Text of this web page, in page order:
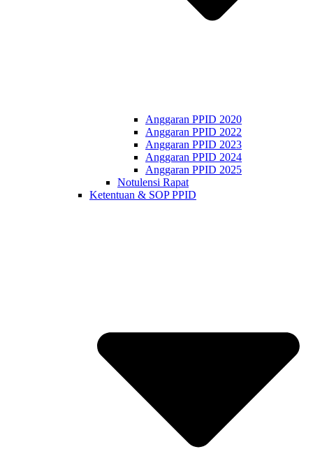
Anggaran PPID 2020
Anggaran PPID 2022
Anggaran PPID 2023
Anggaran PPID 2024
Anggaran PPID 2025
Notulensi Rapat
Ketentuan & SOP PPID